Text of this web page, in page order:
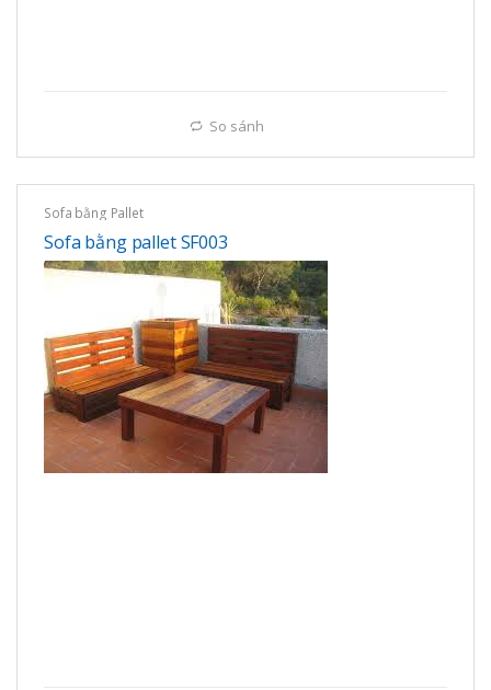
So sánh
Sofa bằng Pallet
Sofa bằng pallet SF003